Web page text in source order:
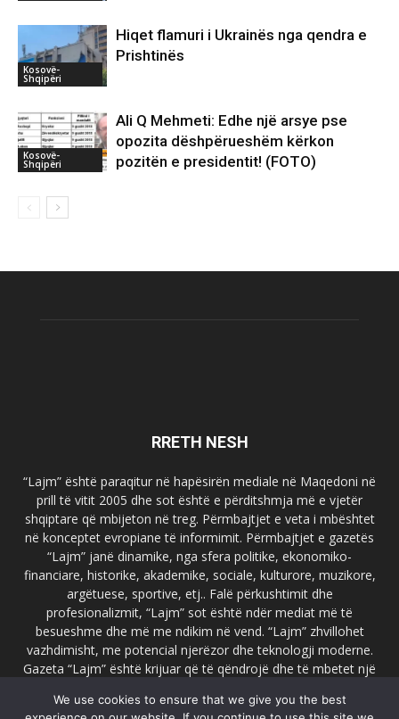
Kosovë-
Shqipëri
Hiqet flamuri i Ukrainës nga qendra e
Prishtinës
Kosovë-
Shqipëri
Ali Q Mehmeti: Edhe një arsye pse
opozita dëshpërueshëm kërkon
pozitën e presidentit! (FOTO)
RRETH NESH
“Lajm” është paraqitur në hapësirën mediale në Maqedoni në
prill të vitit 2005 dhe sot është e përditshmja më e vjetër
shqiptare që mbijeton në treg. Përmbajtjet e veta i mbështet
në konceptet evropiane të informimit. Përmbajtjet e gazetës
“Lajm” janë dinamike, nga sfera politike, ekonomiko-
financiare, historike, akademike, sociale, kulturore, muzikore,
argëtuese, sportive, etj.. Falë përkushtimit dhe
profesionalizmit, “Lajm” sot është ndër mediat më të
besueshme dhe më me ndikim në vend. “Lajm” zhvillohet
vazhdimisht, me potencial njerëzor dhe teknologji moderne.
Gazeta “Lajm” është krijuar që të qëndrojë dhe të mbetet një
faqja zyrtare e gazetës “Lajm”, www.lajmpress.org është një
We use cookies to ensure that we give you the best